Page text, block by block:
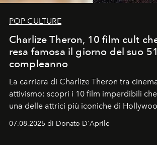
POP CULTURE
Charlize Theron, 10 film cult
resa famosa il giorno del suo
compleanno
La carriera di Charlize Theron tra
attivismo: scopri i 10 film imperdibili che
una delle attrici più iconiche di
07.08.2025 di Donato D'Aprile